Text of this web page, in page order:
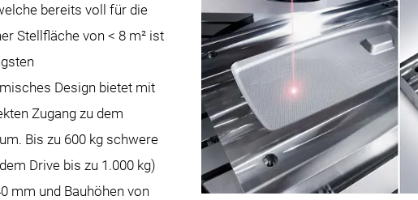
bereits voll für die
Stellfläche von < 8 m² ist
Design bietet mit
Zugang zu dem
Bis zu 600 kg schwere
Drive bis zu 1.000 kg)
mm und Bauhöhen von